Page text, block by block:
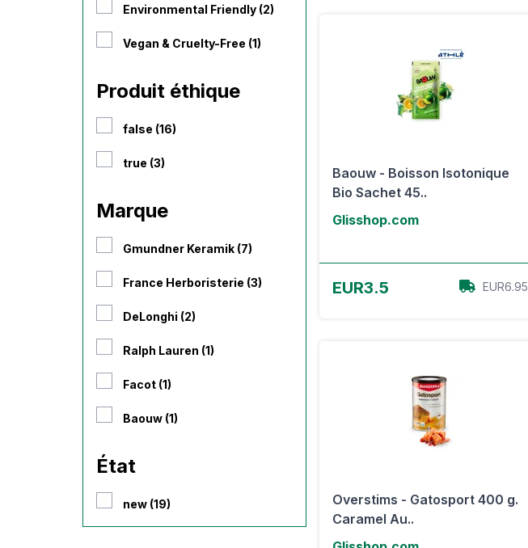
Environmental Friendly (2)
Vegan & Cruelty-Free (1)
Produit éthique
false (16)
true (3)
Marque
Gmundner Keramik (7)
France Herboristerie (3)
DeLonghi (2)
Ralph Lauren (1)
Facot (1)
Baouw (1)
État
new (19)
Baouw - Boisson Isotonique
Bio Sachet 45..
Glisshop.com
EUR3.5 EUR6.95
Overstims - Gatosport 400 g.
Caramel Au..